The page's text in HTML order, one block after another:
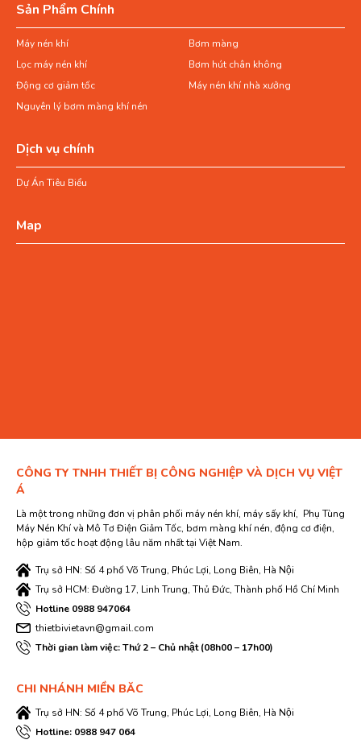
Sản Phẩm Chính
Máy nén khí
Bơm màng
Lọc máy nén khí
Bơm hút chân không
Động cơ giảm tốc
Máy nén khí nhà xưởng
Nguyên lý bơm màng khí nén
Dịch vụ chính
Dự Án Tiêu Biểu
Map
CÔNG TY TNHH THIẾT BỊ CÔNG NGHIỆP VÀ DỊCH VỤ VIỆT
Á
Là một trong những đơn vị phân phối máy nén khí, máy sấy khí, Phụ Tùng
Máy Nén Khí và Mô Tơ Điện Giảm Tốc, bơm màng khí nén, động cơ điện,
hộp giảm tốc hoạt động lâu năm nhất tại Việt Nam.
Trụ sở HN: Số 4 phố Võ Trung, Phúc Lợi, Long Biên, Hà Nội
Trụ sở HCM: Đường 17, Linh Trung, Thủ Đức, Thành phố Hồ Chí Minh
Hotline 0988 947064
thietbivietavn@gmail.com
Thời gian làm việc: Thứ 2 – Chủ nhật (08h00 – 17h00)
CHI NHÁNH MIỀN BĂC
Trụ sở HN: Số 4 phố Võ Trung, Phúc Lợi, Long Biên, Hà Nội
Hotline: 0988 947 064